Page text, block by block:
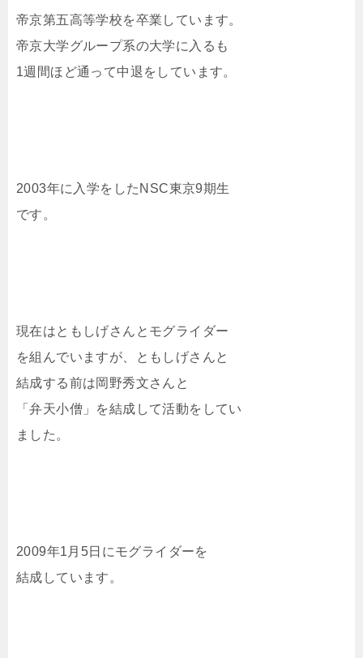
帝京第五高等学校を卒業しています。
帝京大学グループ系の大学に入るも
1週間ほど通って中退をしています。
2003年に入学をしたNSC東京9期生
です。
現在はともしげさんとモグライダー
を組んでいますが、ともしげさんと
結成する前は岡野秀文さんと
「弁天小僧」を結成して活動をしてい
ました。
2009年1月5日にモグライダーを
結成しています。